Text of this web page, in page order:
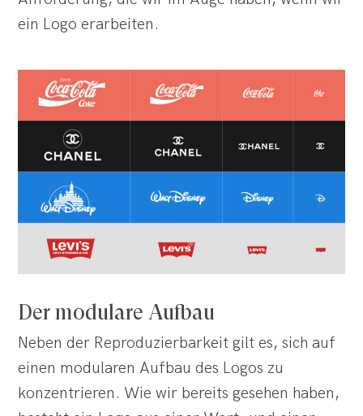
ein Logo erarbeiten.
Der modulare Aufbau
Neben der Reproduzierbarkeit gilt es, sich auf
einen modularen Aufbau des Logos zu
konzentrieren. Wie wir bereits gesehen haben,